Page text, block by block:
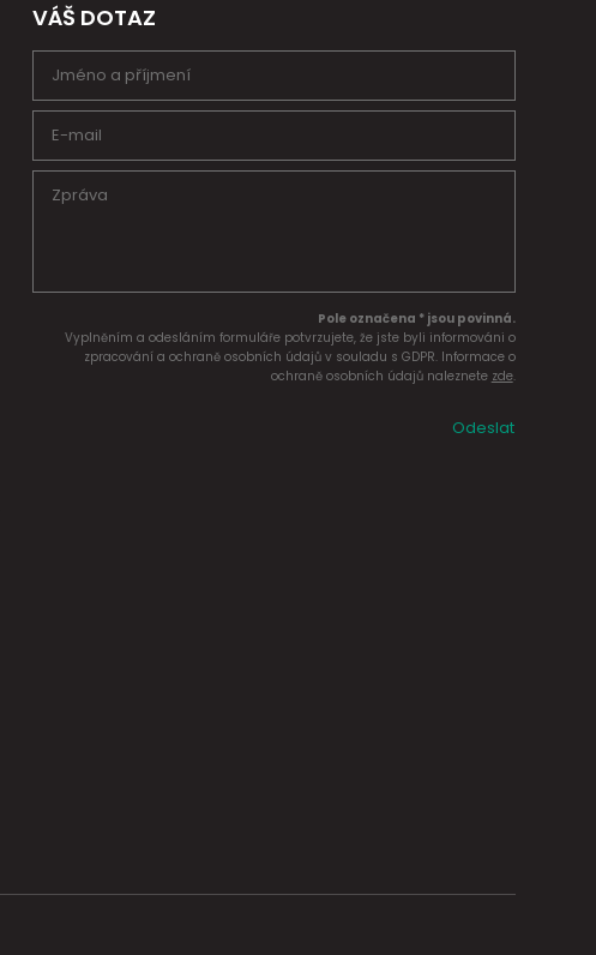
VÁŠ DOTAZ
Pole označena * jsou povinná.
Vyplněním a odesláním formuláře potvrzujete, že jste byli informováni o
zpracování a ochraně osobních údajů v souladu s GDPR. Informace o
ochraně osobních údajů naleznete zde.
Odeslat